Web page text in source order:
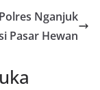
Nganjuk
Pasar Hewan